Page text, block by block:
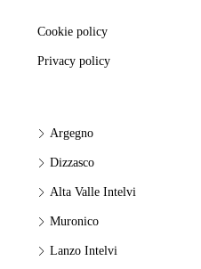
Cookie policy
Privacy policy
Argegno
Dizzasco
Alta Valle Intelvi
Muronico
Lanzo Intelvi